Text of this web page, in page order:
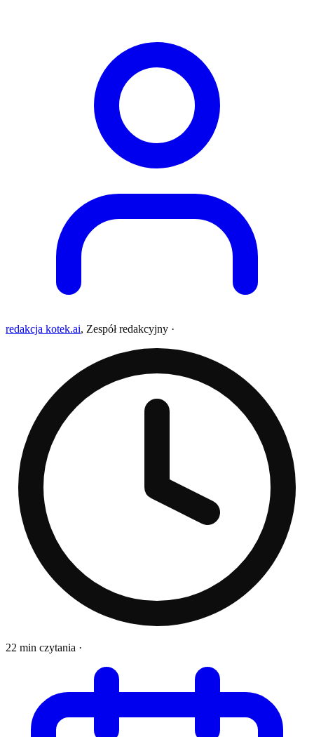
redakcja kotek.ai, Zespół redakcyjny ·
22 min czytania ·